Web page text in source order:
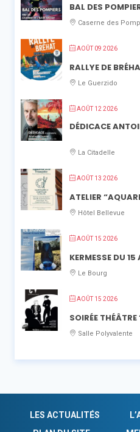
BAL DES
Caserne des
AOÛT 09 2026
RALLYE DE
Le Guerzido
AOÛT 12 2026
DÉDICACE
La Citadelle
AOÛT 13 2026
ATELIER
Hôtel Bellevue
AOÛT 15 2026
KERMESSE DU 15
Le Bourg
AOÛT 15 2026
SOIRÉE
Salle Polyvalente
LES ACTUALITÉS